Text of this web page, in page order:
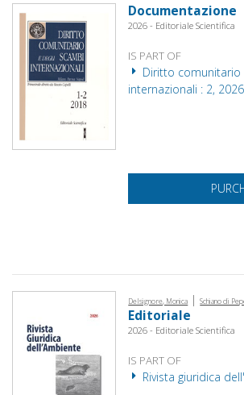
Documentazione
2026 - Editoriale Scientifica
IS PART OF
Diritto comunitario
internazionali : 2, 2026
Delsignore, Monica | Schiano di
Editoriale
2026 - Editoriale Scientifica
IS PART OF
Rivista giuridica